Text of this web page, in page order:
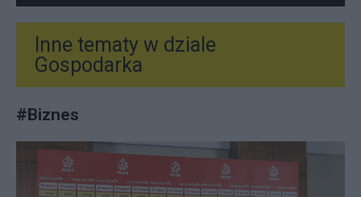
Inne tematy w dziale
Gospodarka
#Biznes